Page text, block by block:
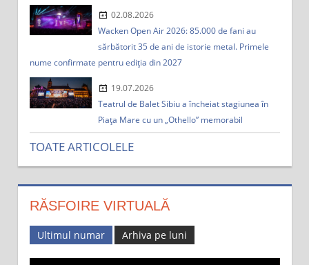
02.08.2026
Wacken Open Air 2026: 85.000 de fani au
sărbătorit 35 de ani de istorie metal. Primele
nume confirmate pentru ediția din 2027
19.07.2026
Teatrul de Balet Sibiu a încheiat stagiunea în
Piața Mare cu un „Othello” memorabil
TOATE ARTICOLELE
RĂSFOIRE VIRTUALĂ
Ultimul numar Arhiva pe luni